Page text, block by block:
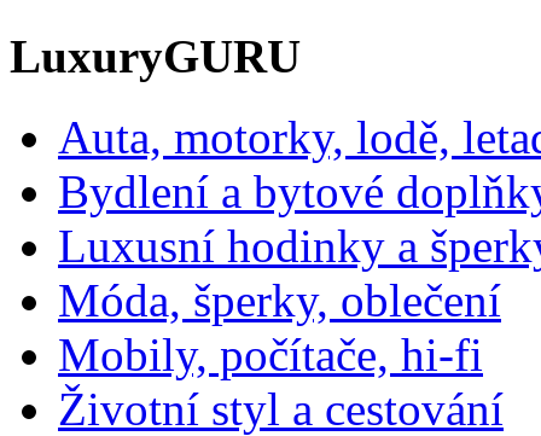
LuxuryGURU
Auta, motorky, lodě,
Bydlení a bytové
Luxusní hodinky a
Móda, šperky, oblečení
Mobily, počítače, hi-fi
Životní styl a cestování